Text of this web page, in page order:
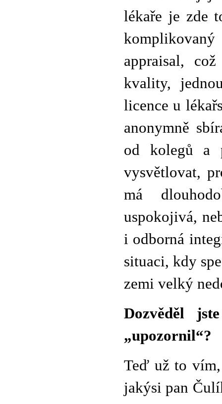
lékaře je zde
komplikovaný
appraisal,
kvality,
licence u
anonymně
od kolegů a
vysvětlovat,
má
uspokojivá,
i odborná
situaci, kdy
zemi velký
Dozvěděl
„upozornil“?
Teď už to
jakýsi pan